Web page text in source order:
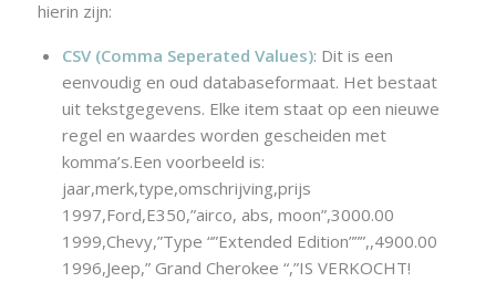
hierin zijn:
CSV (Comma Seperated Values): Dit is een
eenvoudig en oud databaseformaat. Het bestaat
uit tekstgegevens. Elke item staat op een nieuwe
regel en waardes worden gescheiden met
komma’s.Een voorbeeld is:
jaar,merk,type,omschrijving,prijs
1997,Ford,E350,”airco, abs, moon”,3000.00
1999,Chevy,”Type “”Extended Edition”””,,4900.00
1996,Jeep,” Grand Cherokee “,”IS VERKOCHT!